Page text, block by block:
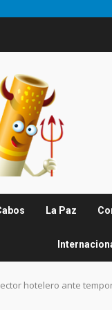
La Paz
hotelero ante